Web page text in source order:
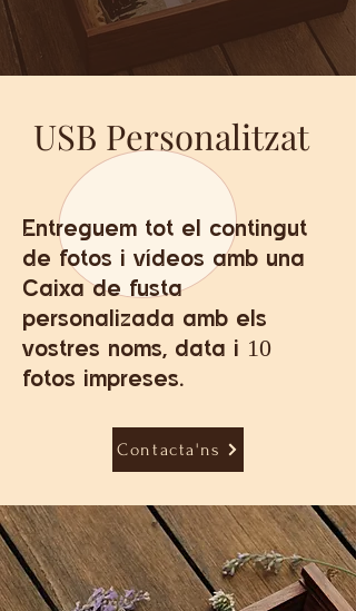
USB Personalitzat
Entreguem tot el contingut
de fotos i vídeos amb una
Caixade fusta
personalizada amb els
vostres noms, data i 10
fotos impreses.
Contacta'ns